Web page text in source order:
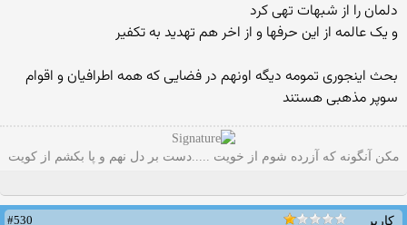
دلمان را از شبهات تهی کرد
و یک عالمه از این حرفها و از اخر هم تهدید به تکفیر
بحث اینجوری تمومه دیگه اونهم در فضایی که همه اطرافیان و اقوام
سوپر مذهبی هستند
مکن آنگونه که آزرده شوم از خویت .....دست بر دل نهم و پا بکشم از کویت
کاربر
#530